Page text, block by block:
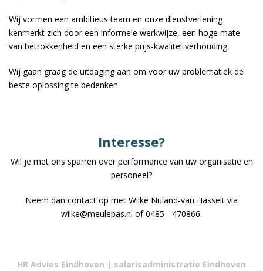
Wij vormen een ambitieus team en onze dienstverlening
kenmerkt zich door een informele werkwijze, een hoge mate
van betrokkenheid en een sterke prijs-kwaliteitverhouding.
Wij gaan graag de uitdaging aan om voor uw problematiek de
beste oplossing te bedenken.
Interesse?
Wil je met ons sparren over performance van uw organisatie en
personeel?
Neem dan contact op met Wilke Nuland-van Hasselt via
wilke@meulepas.nl of 0485 - 470866.
HR Advies Eindhoven | salarisadministratie Eindhoven